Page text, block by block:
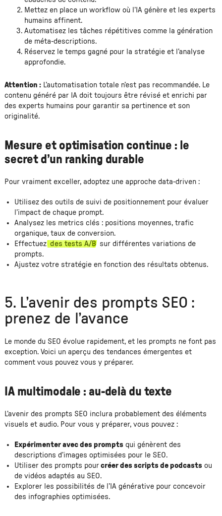
Mettez en place un workflow où l’IA génère et les experts
humains affinent.
Automatisez les tâches répétitives comme la génération
de méta-descriptions.
Réservez le temps gagné pour la stratégie et l’analyse
approfondie.
Attention :L’automatisation totale n’est pas recommandée. Le
contenu généré par IA doit toujours être révisé et enrichi par
des experts humains pour garantir sa pertinence et son
originalité.
Mesure et optimisation continue : le
secret d’un ranking durable
Pour vraiment exceller, adoptez une approche data-driven :
Utilisez des outils de suivi de positionnement pour évaluer
l’impact de chaque prompt.
Analysez les metrics clés : positions moyennes, trafic
organique, taux de conversion.
Effectuez des tests A/B sur différentes variations de
prompts.
Ajustez votre stratégie en fonction des résultats obtenus.
5. L’avenir des prompts SEO :
prenez de l’avance
Le monde du SEO évolue rapidement, et les prompts ne font pas
exception. Voici un aperçu des tendances émergentes et
comment vous pouvez vous y préparer.
IA multimodale : au-delà du texte
L’avenir des prompts SEO inclura probablement des éléments
visuels et audio. Pour vous y préparer, vous pouvez :
Expérimenter avec des promptsqui génèrent des
descriptions d’images optimisées pour le SEO.
Utiliser des prompts pourcréer des scripts de podcastsou
de vidéos adaptés au SEO.
Explorer les possibilités de l’IA générative pour concevoir
des infographies optimisées.